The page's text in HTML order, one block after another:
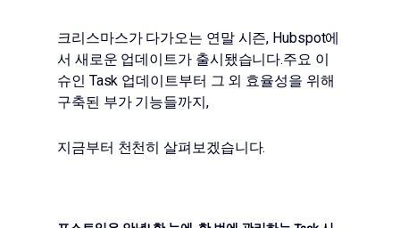
크리스마스가 다가오는 연말 시즌, Hubspot에
서 새로운 업데이트가 출시됐습니다.주요 이
슈인 Task 업데이트부터 그 외 효율성을 위해
구축된 부가 기능들까지,
지금부터 천천히 살펴보겠습니다.